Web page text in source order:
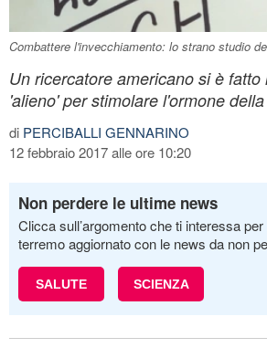
Combattere l'invecchiamento: lo strano studio
Un ricercatore americano si è
'alieno' per stimolare l'ormone
di PERCIBALLI GENNARINO
12 febbraio 2017 alle ore 10:20
Non perdere le ultime news
Clicca sull’argomento che ti interessa
terremo aggiornato con le news da non
SALUTE SCIENZA